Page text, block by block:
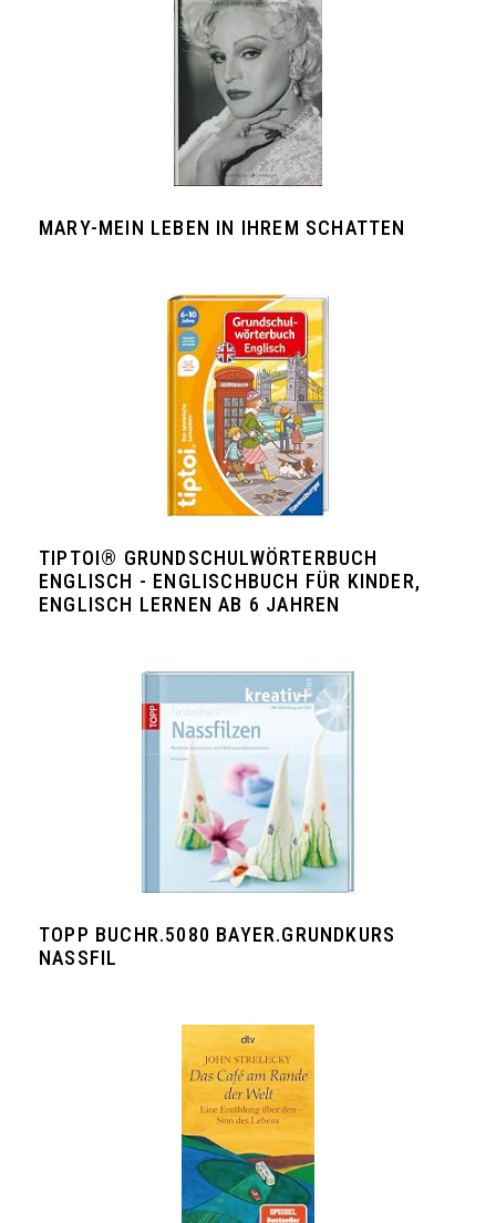
MARY-MEIN LEBEN IN IHREM SCHATTEN
TIPTOI® GRUNDSCHULWÖRTERBUCH
ENGLISCH - ENGLISCHBUCH FÜR KINDER,
ENGLISCH LERNEN AB 6 JAHREN
TOPP BUCHR.5080 BAYER.GRUNDKURS
NASSFIL